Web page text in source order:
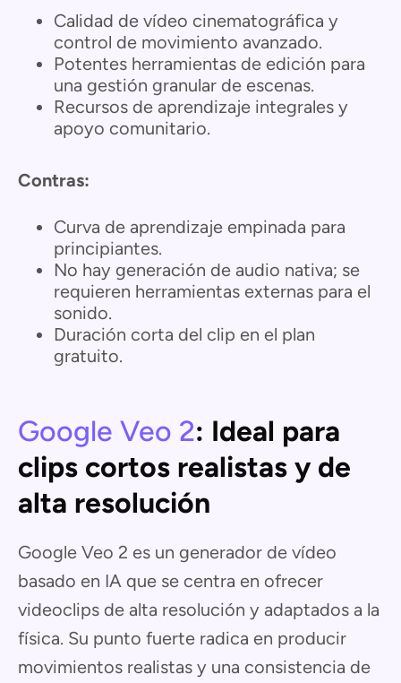
Calidad de vídeo cinematográfica y
control de movimiento avanzado.
Potentes herramientas de edición para
una gestión granular de escenas.
Recursos de aprendizaje integrales y
apoyo comunitario.
Contras:
Curva de aprendizaje empinada para
principiantes.
No hay generación de audio nativa; se
requieren herramientas externas para el
sonido.
Duración corta del clip en el plan
gratuito.
Google Veo 2: Ideal para
clips cortos realistas y de
alta resolución
Google Veo 2 es un generador de vídeo
basado en IA que se centra en ofrecer
videoclips de alta resolución y adaptados a la
física. Su punto fuerte radica en producir
movimientos realistas y una consistencia de